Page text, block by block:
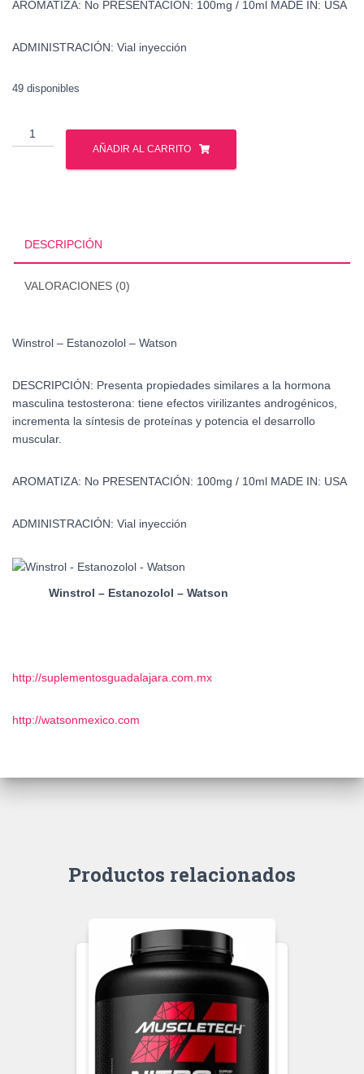
AROMATIZA: No PRESENTACIÓN: 100mg / 10ml MADE IN: USA
ADMINISTRACIÓN: Vial inyección
49 disponibles
Winstrol
-
Estanozolol
AÑADIR AL CARRITO
DESCRIPCIÓN
VALORACIONES (0)
Winstrol – Estanozolol – Watson
DESCRIPCIÓN: Presenta propiedades similares a la hormona
masculina testosterona: tiene efectos virilizantes androgénicos,
incrementa la síntesis de proteínas y potencia el desarrollo
muscular.
AROMATIZA: No PRESENTACIÓN: 100mg / 10ml MADE IN: USA
ADMINISTRACIÓN: Vial inyección
Winstrol – Estanozolol – Watson
http://suplementosguadalajara.com.mx
http://watsonmexico.com
Productos relacionados